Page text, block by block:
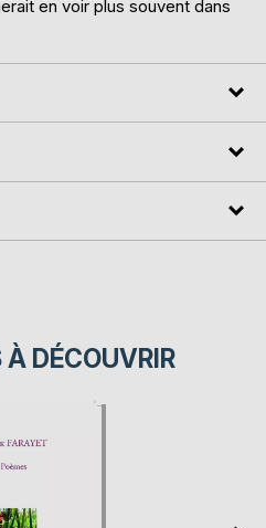
en voir plus souvent dans
À DÉCOUVRIR